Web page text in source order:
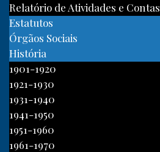
Relatório de Atividades e Contas
Estatutos
Órgãos Sociais
História
1901-1920
1921-1930
1931-1940
1941-1950
1951-1960
1961-1970